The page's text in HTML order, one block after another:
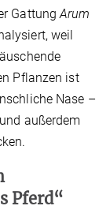
GattungArum
weil
Pflanzen ist
Nase –
außerdem
Pferd“